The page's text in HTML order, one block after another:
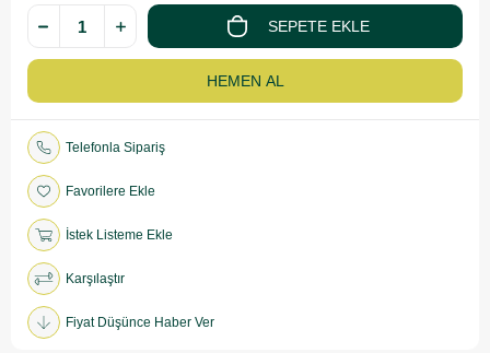
Telefonla Sipariş
Favorilere Ekle
İstek Listeme Ekle
Karşılaştır
Fiyat Düşünce Haber Ver